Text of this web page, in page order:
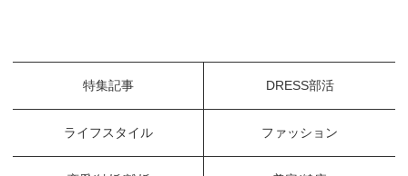
特集記事 DRESS部活
ライフスタイル ファッション